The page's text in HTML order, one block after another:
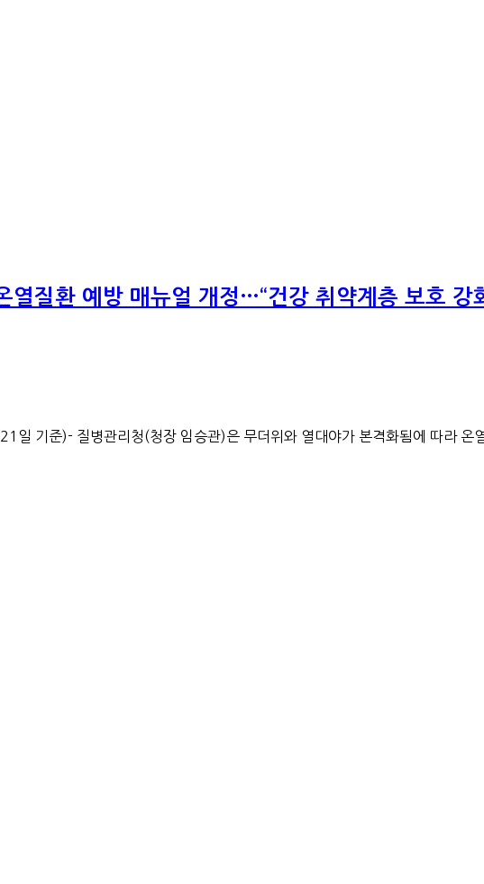
열질환 예방 매뉴얼 개정…“건강 취약계층 보호 강
기준)- 질병관리청(청장 임승관)은 무더위와 열대야가 본격화됨에 따라 온